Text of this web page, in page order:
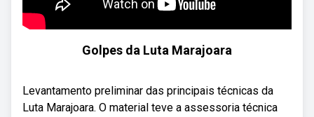
Golpes da Luta Marajoara
Levantamento preliminar das principais técnicas da
Luta Marajoara. O material teve a assessoria técnica